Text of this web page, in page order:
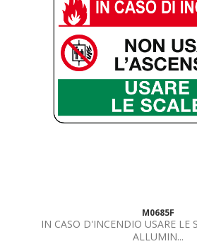
M0685F
IN CASO D'INCENDIO USARE LE
ALLUMIN...